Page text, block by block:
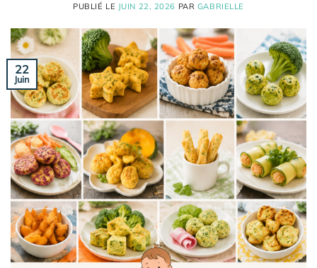
PUBLIÉ LE JUIN 22, 2026 PAR GABRIELLE
22
Juin